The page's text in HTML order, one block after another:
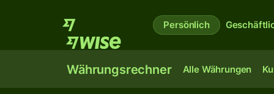
Persönlich
Währungsrechner Alle Währungen